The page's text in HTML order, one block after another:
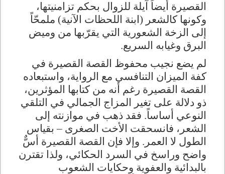
القصيرة أيضاً آيلة للزوال بحكم تزامنيتها،
وكونها كالشعر (ابنة اللحظات الآنية) ملمحّاً
إلى الزخة الشعورية التي يقرّبها من وميض
البرق وغيابه السريع.
لم يضع نجيب محفوظ القصة القصيرة في
كفة الميزان التنافسي مع الرواية، واستبعاده
القصة القصيرة رغم أنه من كتابها المؤثرين،
ذو دلالة على تغير المزاج الجمالي في التلقي
النوعي أساساً. فقد ذهب في موازنته إلى
الشعر، فانسحقت الأخت الصغرى – بقياس
الطول لا العمر. وإلا فإن القصة القصيرة أسٌّ
واضح وراسخ في السرد الحكائي، ولذا تقترن
بالبدائية والعفوية وحكايات الشعوب